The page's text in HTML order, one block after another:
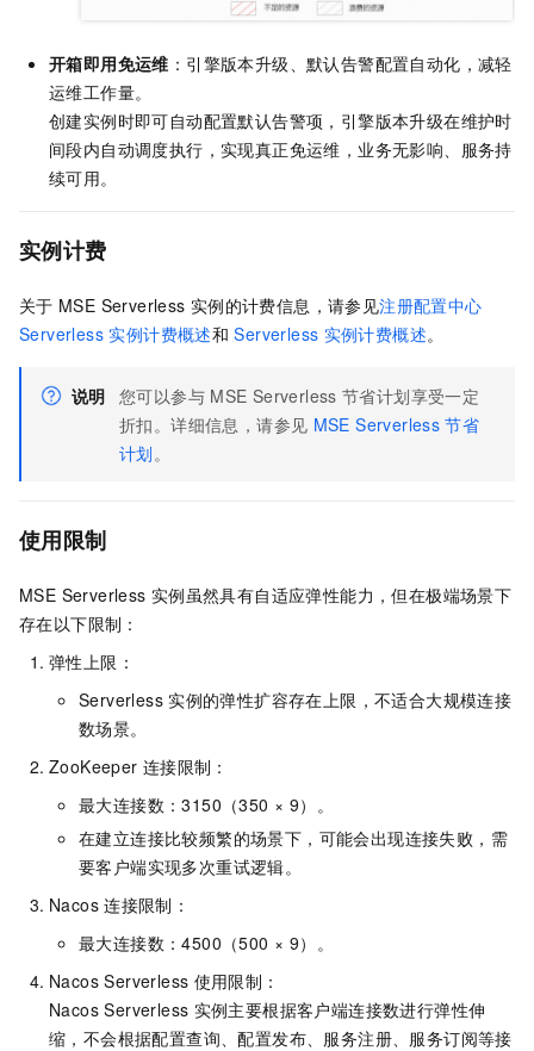
开箱即用免运维 ：引擎版本升级、默认告警配置自动化，减轻
运维工作量。
创建实例时即可自动配置默认告警项，引擎版本升级在维护时
间段内自动调度执行，实现真正免运维，业务无影响、服务持
续可用。
实例计费
关于 MSE Serverless 实例的计费信息，请参见注册配置中心
Serverless 实例计费概述和 Serverless 实例计费概述。
说明 您可以参与 MSE Serverless 节省计划享受一定
折扣。详细信息，请参见 MSE Serverless 节省
计划 。
使用限制
MSE Serverless 实例虽然具有自适应弹性能力，但在极端场景下
存在以下限制：
弹性上限：
Serverless 实例的弹性扩容存在上限，不适合大规模连接
数场景。
ZooKeeper 连接限制：
最大连接数：3150（350 × 9）。
在建立连接比较频繁的场景下，可能会出现连接失败，需
要客户端实现多次重试逻辑。
Nacos 连接限制：
最大连接数：4500（500 × 9）。
Nacos Serverless 使用限制：
Nacos Serverless 实例主要根据客户端连接数进行弹性伸
缩，不会根据配置查询、配置发布、服务注册、服务订阅等接